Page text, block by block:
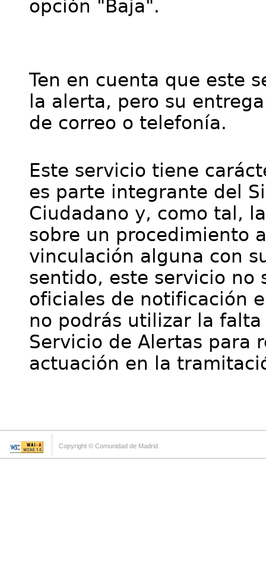
opción "Baja".
Ten en cuenta que este
la alerta, pero su
de correo o telefonía.
Este servicio tiene
es parte integrante del
Ciudadano y, como tal,
sobre un procedimiento
vinculación alguna con
sentido, este servicio no
oficiales de notificación
no podrás utilizar la
Servicio de Alertas para
actuación en la
Copyright © Comunidad de Madrid.